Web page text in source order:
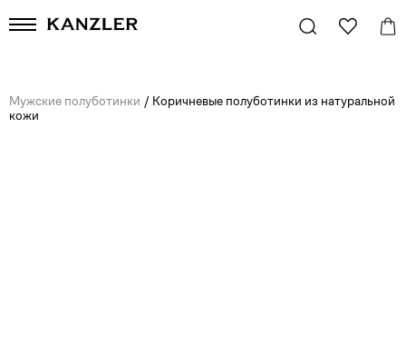
Мужские полуботинки / Коричневые полуботинки из натуральной
кожи